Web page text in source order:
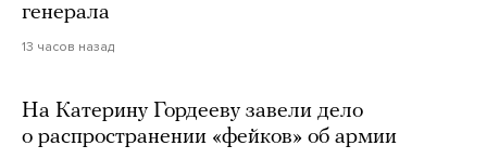
генерала
13 часов назад
На Катерину Гордееву завели дело
о распространении «фейков» об армии